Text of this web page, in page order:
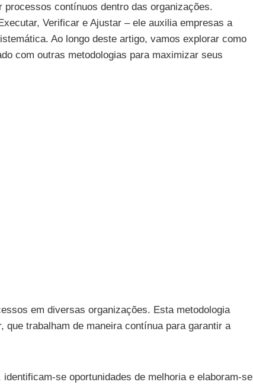
contínuos dentro das organizações.
Verificar e Ajustar – ele auxilia empresas a
Ao longo deste artigo, vamos explorar como
com outras metodologias para maximizar seus
em diversas organizações. Esta metodologia
trabalham de maneira contínua para garantir a
se oportunidades de melhoria e elaboram-se